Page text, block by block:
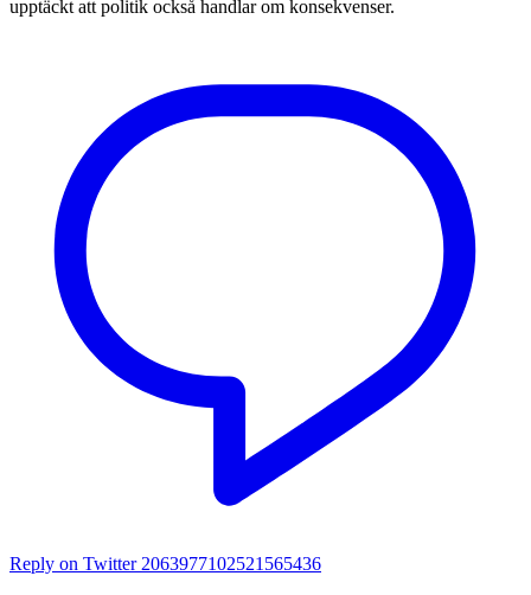
upptäckt att politik också handlar om konsekvenser.
Reply on Twitter 2063977102521565436